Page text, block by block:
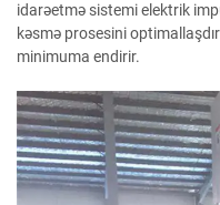
idarəetmə sistemi elektrik
kəsmə prosesini
minimuma endirir.